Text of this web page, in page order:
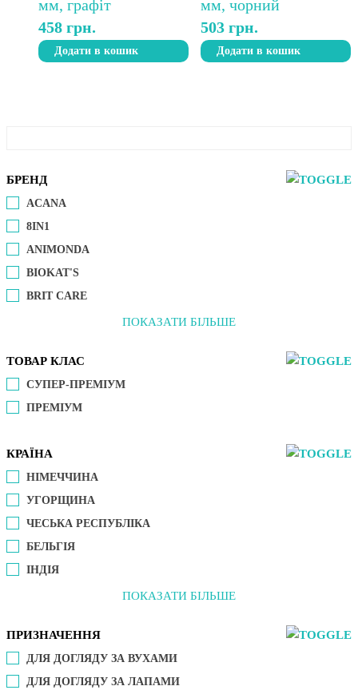
458 грн.
Додати в кошик
503грн.
Додати в кошик
БРЕНД
ACANA
8IN1
ANIMONDA
BIOKAT'S
BRIT CARE
ПОКАЗАТИ БІЛЬШЕ
ТОВАР КЛАС
СУПЕР-ПРЕМІУМ
ПРЕМІУМ
КРАЇНА
НІМЕЧЧИНА
УГОРЩИНА
ЧЕСЬКА РЕСПУБЛІКА
БЕЛЬГІЯ
ІНДІЯ
ПОКАЗАТИ БІЛЬШЕ
ПРИЗНАЧЕННЯ
ДЛЯ ДОГЛЯДУ ЗА ВУХАМИ
ДЛЯ ДОГЛЯДУ ЗА ЛАПАМИ